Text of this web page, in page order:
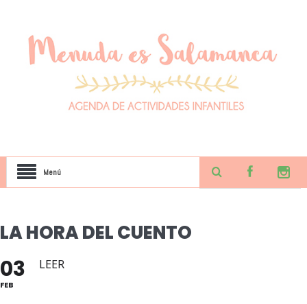
Menú
LA HORA DEL CUENTO
03
FEB
LEER